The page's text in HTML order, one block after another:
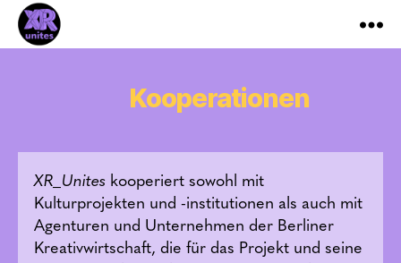
Kooperationen
XR_Unites kooperiert sowohl mit
Kulturprojekten und -institutionen als auch mit
Agenturen und Unternehmen der Berliner
Kreativwirtschaft, die für das Projekt und seine